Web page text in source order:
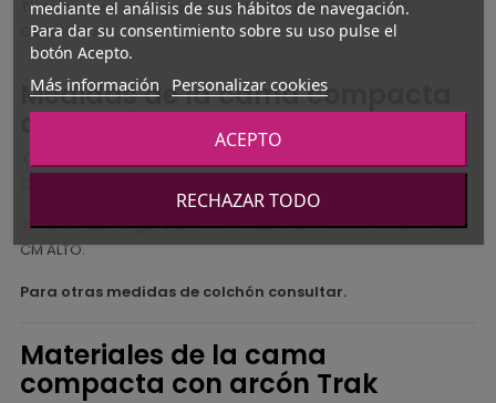
Tiradores en madera natural TIENEN SOBRECOSTE.
CONSULTAR
Medidas de la cama compacta
con arcón Trak
Colchón 200 largo: 213,4 CM LARGO X 101 - 116 CM FONDO X 38,9
CM ALTO.
Para otras medidas de colchón consultar.
Materiales de la cama
compacta con arcón Trak
mediante el análisis de sus hábitos de navegación.
Para dar su consentimiento sobre su uso pulse el
botón Acepto.
Más información Personalizar cookies
RECHAZAR TODO
ACEPTO